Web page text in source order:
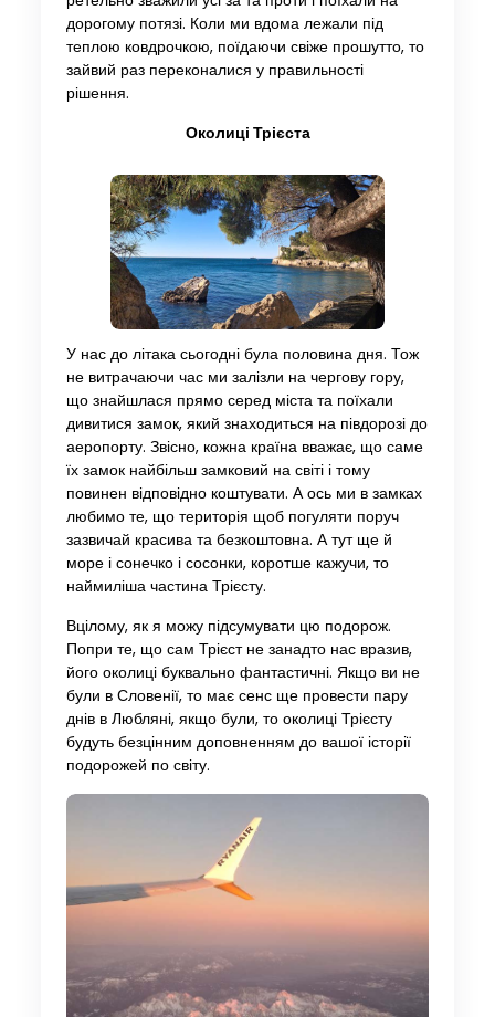
дорогому потязі. Коли ми вдома лежали під
теплою ковдрочкою, поїдаючи свіже прошутто, то
зайвий раз переконалися у правильності
рішення.
Околиці Трієста
У нас до літака сьогодні була половина дня. Тож
не витрачаючи час ми залізли на чергову гору,
що знайшлася прямо серед міста та поїхали
дивитися замок, який знаходиться на півдорозі до
аеропорту. Звісно, кожна країна вважає, що саме
їх замок найбільш замковий на світі і тому
повинен відповідно коштувати. А ось ми в замках
любимо те, що територія щоб погуляти поруч
зазвичай красива та безкоштовна. А тут ще й
море і сонечко і сосонки, коротше кажучи, то
наймиліша частина Трієсту.
Вцілому, як я можу підсумувати цю подорож.
Попри те, що сам Трієст не занадто нас вразив,
його околиці буквально фантастичні. Якщо ви не
були в Словенії, то має сенс ще провести пару
днів в Любляні, якщо були, то околиці Трієсту
будуть безцінним доповненням до вашої історії
подорожей по світу.